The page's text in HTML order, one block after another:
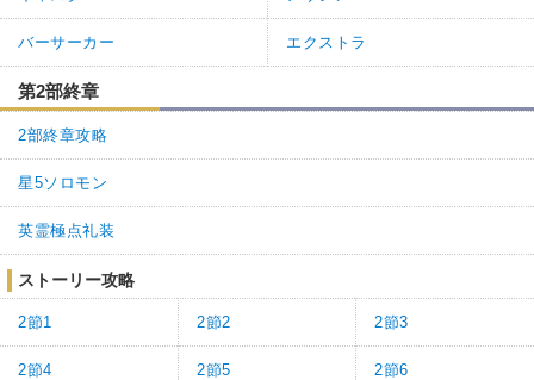
バーサーカー エクストラ
第2部終章
2部終章攻略
星5ソロモン
英霊極点礼装
ストーリー攻略
2節1 2節2 2節3
2節4 2節5 2節6